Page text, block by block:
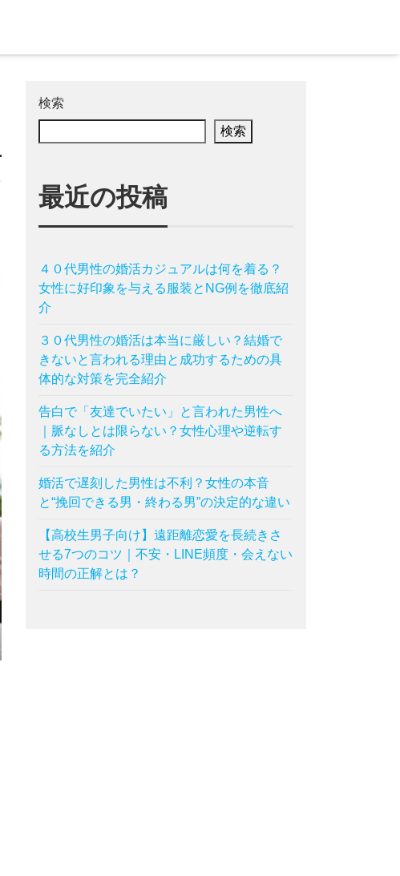
検索
検索
最近の投稿
４０代男性の婚活カジュアルは何を着る？
女性に好印象を与える服装とNG例を徹底紹
介
３０代男性の婚活は本当に厳しい？結婚で
きないと言われる理由と成功するための具
体的な対策を完全紹介
告白で「友達でいたい」と言われた男性へ
｜脈なしとは限らない？女性心理や逆転す
る方法を紹介
婚活で遅刻した男性は不利？女性の本音
と“挽回できる男・終わる男”の決定的な違い
【高校生男子向け】遠距離恋愛を長続きさ
せる7つのコツ｜不安・LINE頻度・会えない
時間の正解とは？